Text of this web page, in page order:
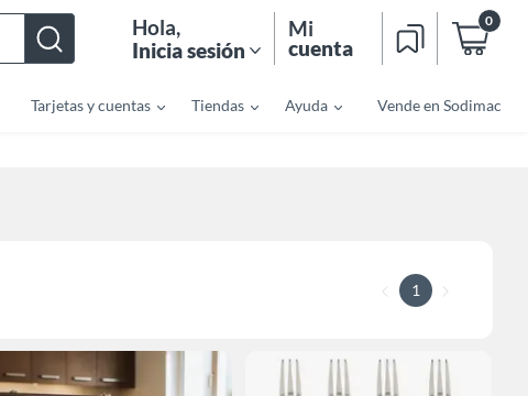
Hola,
Inicia sesión
Mi
cuenta
0
Tarjetas y cuentas Tiendas Ayuda Vende en Sodimac
1